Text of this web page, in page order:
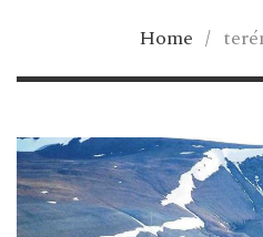
Home /